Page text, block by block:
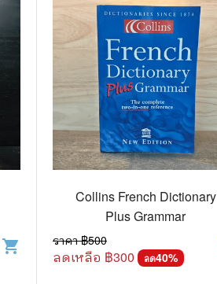
shopping_cart
Collins French Dictionary
Plus Grammar
ราคา ฿500
ลดเหลือ ฿300 ลด40%